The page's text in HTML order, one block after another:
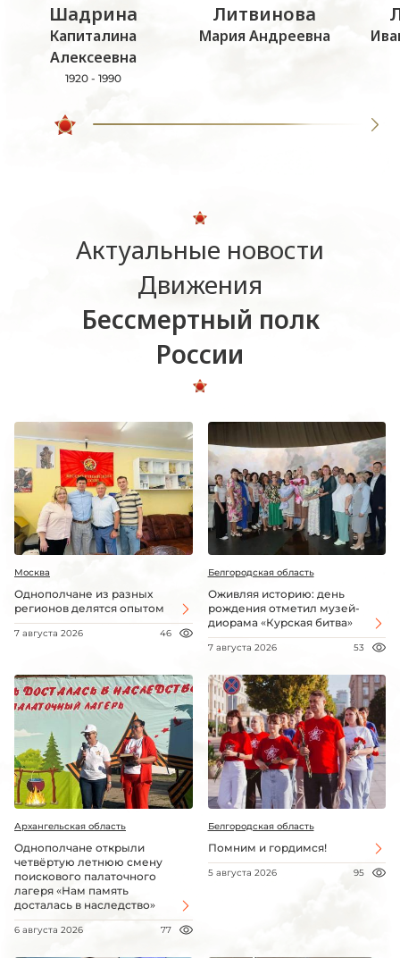
Шадрина
Капиталина
Алексеевна
1920 - 1990
Литвинова
Мария Андреевна
Актуальные новости
Движения
Бессмертный полк
России
Москва
Однополчане из разных
регионов делятся опытом
7 августа 2026 46
Белгородская область
Оживляя историю: день
рождения отметил музей-
диорама «Курская битва»
7 августа 2026 53
Архангельская область
Однополчане открыли
четвёртую летнюю смену
поискового палаточного
лагеря «Нам память
досталась в наследство»
6 августа 2026 77
Белгородская область
Помним и гордимся!
5 августа 2026 95